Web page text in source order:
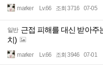
marker Lv.66 조회 3716 07-05
일반 근접 피해를 대신 받아주
치)
marker Lv.66 조회 3946 07-01